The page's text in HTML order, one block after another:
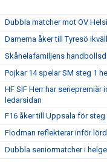
Dubbla matcher mot OV
Damerna åker till Tyresö
Skånelafamiljens
Pojkar 14 spelar SM steg 1
HF SIF Herr har
ledarsidan
F16 åker till Uppsala för steg
Flodman reflekterar inför
Dubbla seniormatcher i